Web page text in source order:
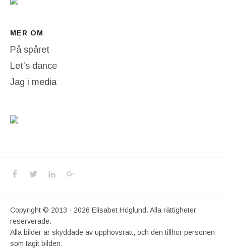
MER OM
På spåret
Let’s dance
Jag i media
Social Media Profiles
Facebook
TwitterLinkedIn
Copyright © 2013 - 2026 Elisabet Höglund. Alla rättigheter
reserverade.
Alla bilder är skyddade av upphovsrätt, och den tillhör personen
som tagit bilden.